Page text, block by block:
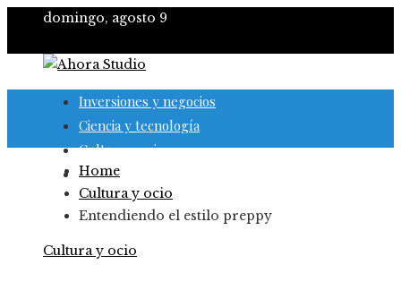
domingo, agosto 9
Inversiones y negocios
Ciencia y tecnología
Cultura y ocio
Responsabilidad social
Home
Cultura y ocio
Entendiendo el estilo preppy
Cultura y ocio